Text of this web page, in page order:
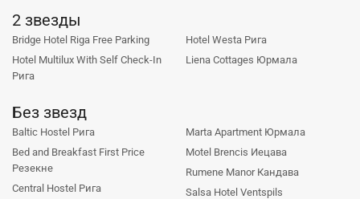
2 звезды
Bridge Hotel Riga Free Parking
Hotel Multilux With Self Check-In
Рига
Hotel Westa Рига
Liena Cottages Юрмала
Без звезд
Baltic Hostel Рига
Bed and Breakfast First Price
Резекне
Central Hostel Рига
Marta Apartment Юрмала
Motel Brencis Иецава
Rumene Manor Кандава
Salsa Hotel Ventspils